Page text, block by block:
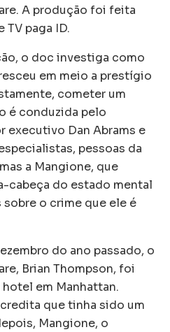
A produção foi feita
TV paga ID.
o doc investiga como
em meio a prestígio
cometer um
é conduzida pelo
executivo Dan Abrams e
pessoas da
a Mangione, que
cabeça do estado mental
o crime que ele é
do ano passado, o
Brian Thompson, foi
em Manhattan.
que tinha sido um
Mangione, o